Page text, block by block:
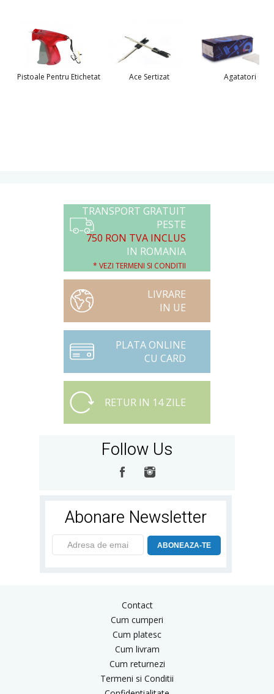
Pistoale Pentru Etichetat Ace Sertizat Agatatori
TRANSPORT GRATUIT
PESTE
750 RON TVA INCLUS
IN ROMANIA
* VEZI TERMENI SI CONDITII
LIVRARE
IN UE
PLATA ONLINE
CU CARD
RETUR IN 14 ZILE
Follow Us
Abonare Newsletter
ABONEAZA-TE
Contact
Cum cumperi
Cum platesc
Cum livram
Cum returnezi
Termeni si Conditii